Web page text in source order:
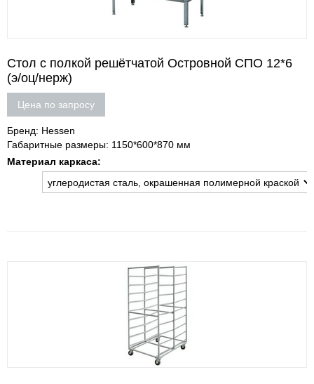
Стол с полкой решётчатой Островной СПО 12*6
(э/оц/нерж)
Цена по запросу
Бренд: Hessen
Габаритные размеры: 1150*600*870 мм
Материал каркаса: